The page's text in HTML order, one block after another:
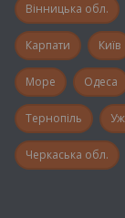
Вінницька обл.
Карпати Київ
Море Одеса
Тернопіль
Черкаська обл.